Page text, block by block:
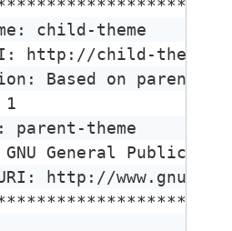
child-theme
http://child-
Based on parent-
1
parent-theme
General Public
http://